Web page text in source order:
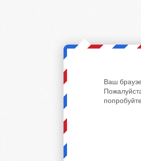
Ваш